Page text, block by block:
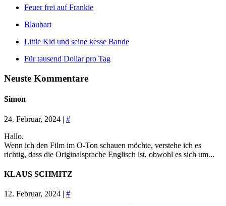
Feuer frei auf Frankie
Blaubart
Little Kid und seine kesse Bande
Für tausend Dollar pro Tag
Neuste Kommentare
Simon
24. Februar, 2024 | #
Hallo.
Wenn ich den Film im O-Ton schauen möchte, verstehe ich es
richtig, dass die Originalsprache Englisch ist, obwohl es sich um...
KLAUS SCHMITZ
12. Februar, 2024 | #